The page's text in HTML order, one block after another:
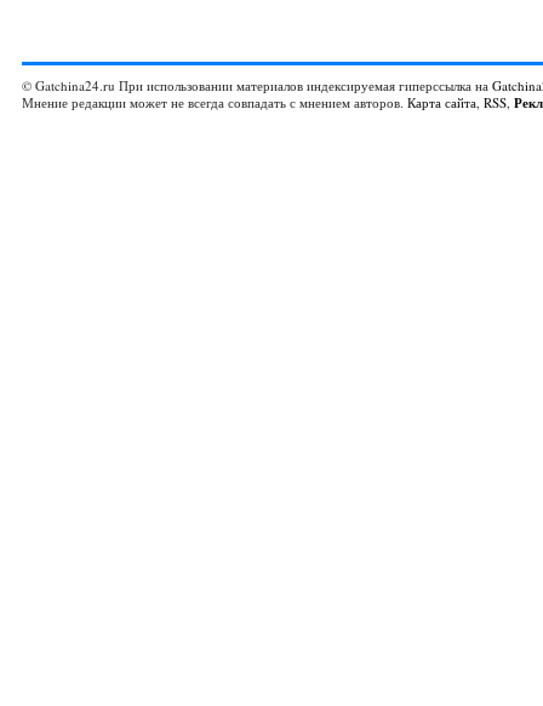
© Gatchina24.ru При использовании материалов индексируемая гиперссылка на
Мнение редакции может не всегда совпадать с мнением авторов. Карта сайта, RSS,